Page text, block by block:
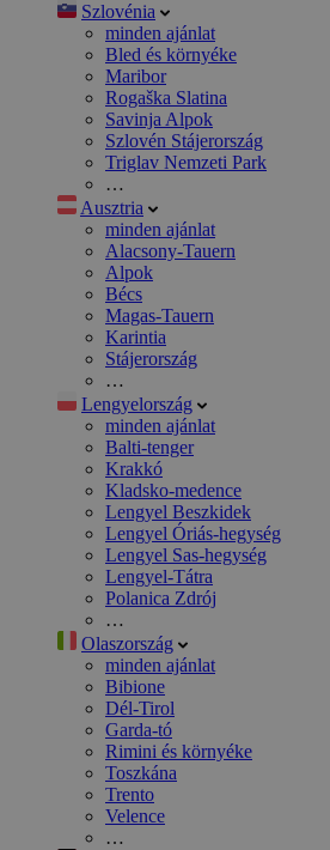
Szlovénia
minden ajánlat
Bled és környéke
Maribor
Rogaška Slatina
Savinja Alpok
Szlovén Stájerország
Triglav Nemzeti Park
…
Ausztria
minden ajánlat
Alacsony-Tauern
Alpok
Bécs
Magas-Tauern
Karintia
Stájerország
…
Lengyelország
minden ajánlat
Balti-tenger
Krakkó
Kladsko-medence
Lengyel Beszkidek
Lengyel Óriás-hegység
Lengyel Sas-hegység
Lengyel-Tátra
Polanica Zdrój
…
Olaszország
minden ajánlat
Bibione
Dél-Tirol
Garda-tó
Rimini és környéke
Toszkána
Trento
Velence
…